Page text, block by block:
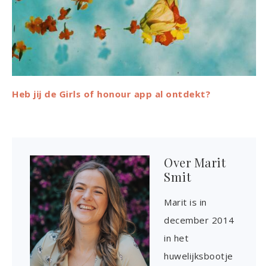
Heb jij de Girls of honour app al ontdekt?
Over Marit
Smit
Marit is in
december 2014
in het
huwelijksbootje